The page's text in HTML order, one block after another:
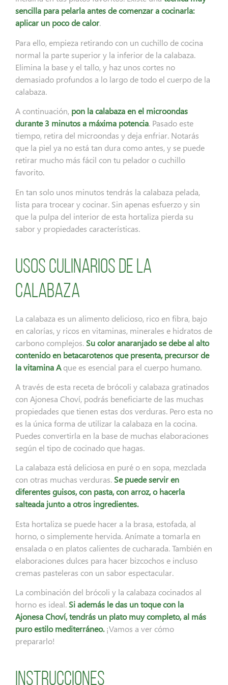
sencilla para pelarla antes de comenzar a cocinarla:
aplicar un poco de calor.
Para ello, empieza retirando con un cuchillo de cocina
normal la parte superior y la inferior de la calabaza.
Elimina la base y el tallo, y haz unos cortes no
demasiado profundos a lo largo de todo el cuerpo de la
calabaza.
A continuación, pon la calabaza en el microondas
durante 3 minutos a máxima potencia. Pasado este
tiempo, retira del microondas y deja enfriar. Notarás
que la piel ya no está tan dura como antes, y se puede
retirar mucho más fácil con tu pelador o cuchillo
favorito.
En tan solo unos minutos tendrás la calabaza pelada,
lista para trocear y cocinar. Sin apenas esfuerzo y sin
que la pulpa del interior de esta hortaliza pierda su
sabor y propiedades características.
Usos culinarios de la
calabaza
La calabaza es un alimento delicioso, rico en fibra, bajo
en calorías, y ricos en vitaminas, minerales e hidratos de
carbono complejos. Su color anaranjado se debe al alto
contenido en betacarotenos que presenta, precursor de
la vitamina Aque es esencial para el cuerpo humano.
A través de esta receta de brócoli y calabaza gratinados
con Ajonesa Choví, podrás beneficiarte de las muchas
propiedades que tienen estas dos verduras. Pero esta no
es la única forma de utilizar la calabaza en la cocina.
Puedes convertirla en la base de muchas elaboraciones
según el tipo de cocinado que hagas.
La calabaza está deliciosa en puré o en sopa, mezclada
con otras muchas verduras. Se puede servir en
diferentes guisos, con pasta, con arroz, o hacerla
salteada junto a otros ingredientes.
Esta hortaliza se puede hacer a la brasa, estofada, al
horno, o simplemente hervida. Anímate a tomarla en
ensalada o en platos calientes de cucharada. También en
elaboraciones dulces para hacer bizcochos e incluso
cremas pasteleras con un sabor espectacular.
La combinación del brócoli y la calabaza cocinados al
horno es ideal. Si además le das un toque con la
Ajonesa Choví, tendrás un plato muy completo, al más
puro estilo mediterráneo.¡Vamos a ver cómo
prepararlo!
Instrucciones